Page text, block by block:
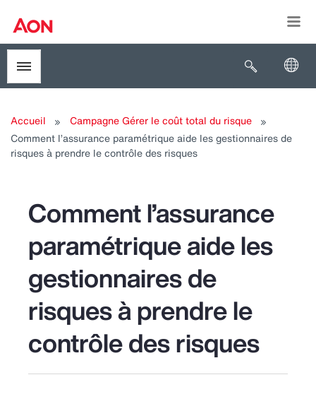
Toggle menubar Open
Accueil
Campagne Gérer le coût total du risque
Comment l’assurance paramétrique aide les gestionnaires de
risques à prendre le contrôle des risques
Comment l’assurance
paramétrique aide les
gestionnaires de
risques à prendre le
contrôle des risques